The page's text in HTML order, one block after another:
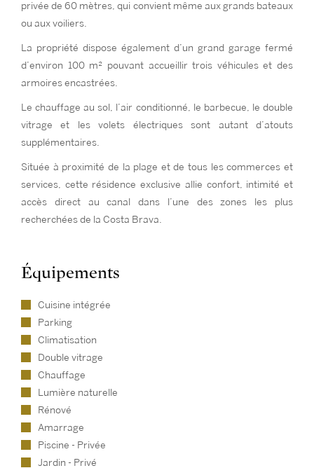
privée de 60 mètres, qui convient même aux grands bateaux
ou aux voiliers.
La propriété dispose également d’un grand garage fermé
d’environ 100 m² pouvant accueillir trois véhicules et des
armoires encastrées.
Le chauffage au sol, l’air conditionné, le barbecue, le double
vitrage et les volets électriques sont autant d’atouts
supplémentaires.
Située à proximité de la plage et de tous les commerces et
services, cette résidence exclusive allie confort, intimité et
accès direct au canal dans l’une des zones les plus
recherchées de la Costa Brava.
Équipements
Cuisine intégrée
Parking
Climatisation
Double vitrage
Chauffage
Lumière naturelle
Rénové
Amarrage
Piscine - Privée
Jardin - Privé